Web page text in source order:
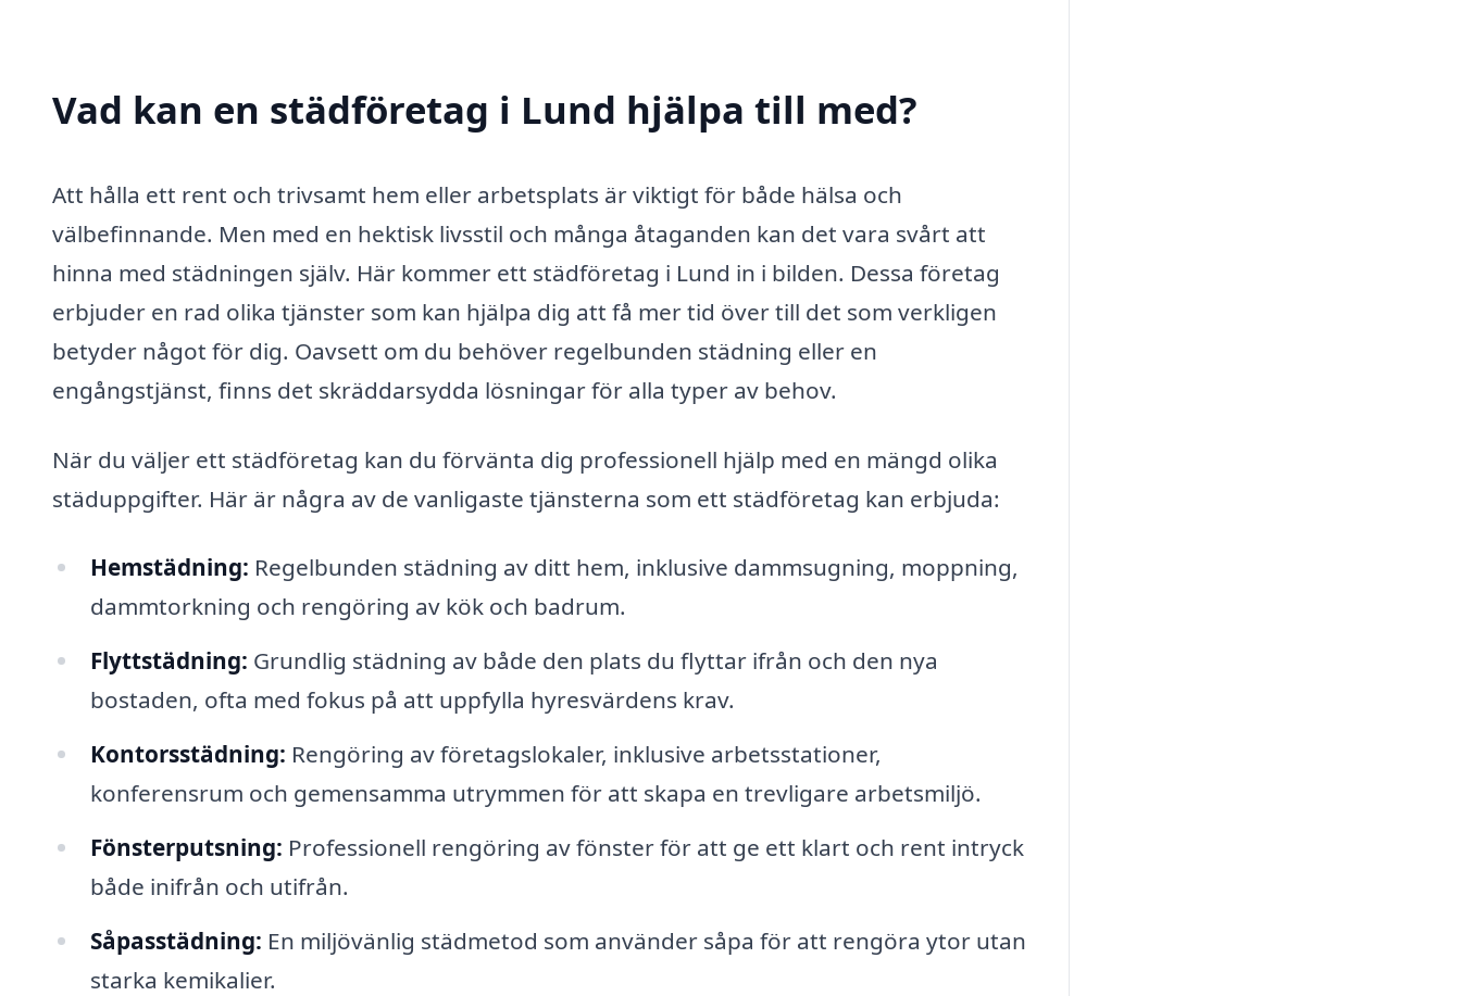
Vad kan en städföretag i Lund hjälpa till med?
Att hålla ett rent och trivsamt hem eller arbetsplats är viktigt för både hälsa och
välbefinnande. Men med en hektisk livsstil och många åtaganden kan det vara svårt att
hinna med städningen själv. Här kommer ett städföretag i Lund in i bilden. Dessa företag
erbjuder en rad olika tjänster som kan hjälpa dig att få mer tid över till det som verkligen
betyder något för dig. Oavsett om du behöver regelbunden städning eller en
engångstjänst, finns det skräddarsydda lösningar för alla typer av behov.
När du väljer ett städföretag kan du förvänta dig professionell hjälp med en mängd olika
städuppgifter. Här är några av de vanligaste tjänsterna som ett städföretag kan erbjuda:
Hemstädning: Regelbunden städning av ditt hem, inklusive dammsugning, moppning,
dammtorkning och rengöring av kök och badrum.
Flyttstädning: Grundlig städning av både den plats du flyttar ifrån och den nya
bostaden, ofta med fokus på att uppfylla hyresvärdens krav.
Kontorsstädning: Rengöring av företagslokaler, inklusive arbetsstationer,
konferensrum och gemensamma utrymmen för att skapa en trevligare arbetsmiljö.
Fönsterputsning: Professionell rengöring av fönster för att ge ett klart och rent intryck
både inifrån och utifrån.
Såpasstädning: En miljövänlig städmetod som använder såpa för att rengöra ytor utan
starka kemikalier.